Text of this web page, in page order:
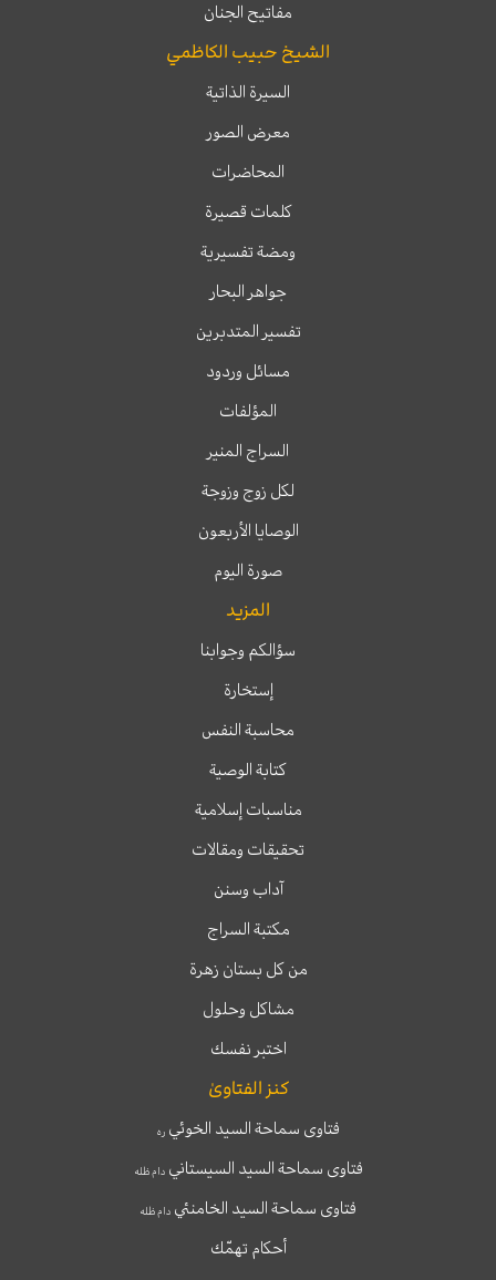
مفاتيح الجنان
الشيخ حبيب الكاظمي
السيرة الذاتية
معرض الصور
المحاضرات
كلمات قصيرة
ومضة تفسيرية
جواهر البحار
تفسير المتدبرين
مسائل وردود
المؤلفات
السراج المنير
لكل زوج وزوجة
الوصايا الأربعون
صورة اليوم
المزيد
سؤالكم وجوابنا
إستخارة
محاسبة النفس
كتابة الوصية
مناسبات إسلامية
تحقيقات ومقالات
آداب وسنن
مكتبة السراج
من كل بستان زهرة
مشاكل وحلول
اختبر نفسك
كنز الفتاوىٰ
فتاوى سماحة السيد الخوئيره
فتاوى سماحة السيد السيستانيدام ظله
فتاوى سماحة السيد الخامنئي دام ظله
أحكام تهمّك